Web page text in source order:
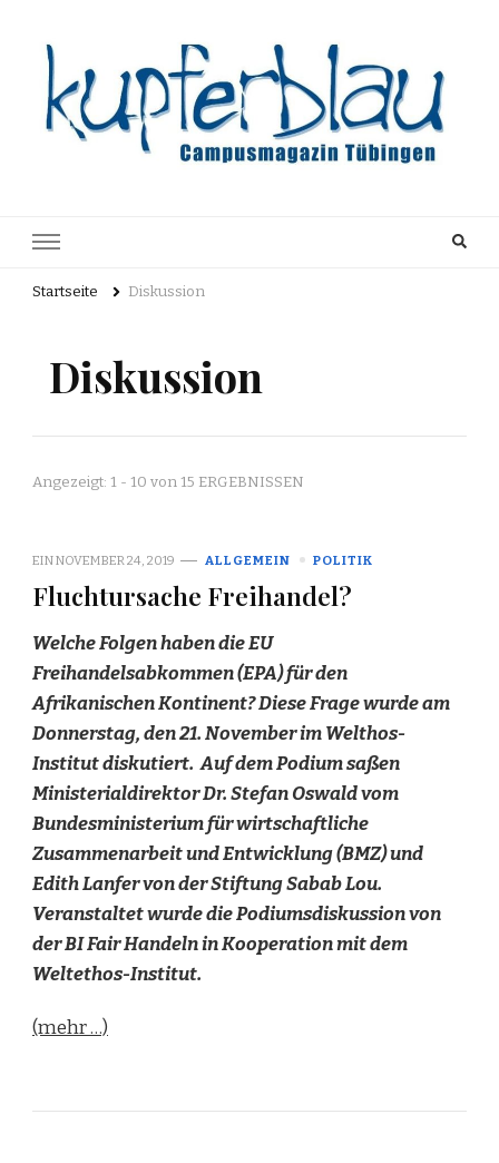
Archiv
Startseite Diskussion
Diskussion
Angezeigt: 1 - 10 von 15 ERGEBNISSEN
EINNOVEMBER 24, 2019 ALLGEMEIN POLITIK
Fluchtursache Freihandel?
Welche Folgen haben die EU
Freihandelsabkommen (EPA) für den
Afrikanischen Kontinent? Diese Frage wurde am
Donnerstag, den 21. November im Welthos-
Institut diskutiert. Auf dem Podium saßen
Ministerialdirektor Dr. Stefan Oswald vom
Bundesministerium für wirtschaftliche
Zusammenarbeit und Entwicklung (BMZ) und
Edith Lanfer von der Stiftung Sabab Lou.
Veranstaltet wurde die Podiumsdiskussion von
der BI Fair Handeln in Kooperation mit dem
Weltethos-Institut.
(mehr …)